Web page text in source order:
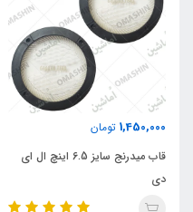
1,450,000 تومان
قاب میدرنج سایز 6.5 اینچ ال ای
دی